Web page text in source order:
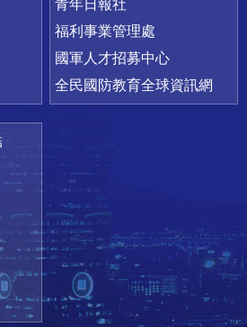
青年日報社
福利事業管理處
國軍人才招募中心
全民國防教育全球資訊網